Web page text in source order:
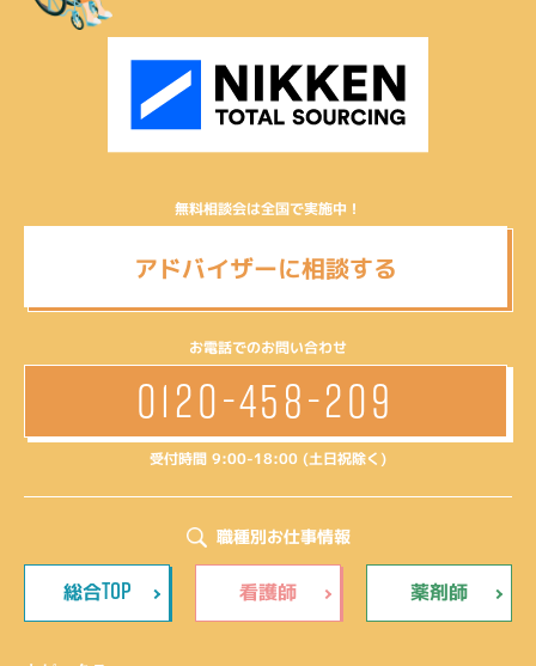
無料相談会は全国で実施中！
アドバイザーに相談する
お電話でのお問い合わせ
0120-458-209
受付時間 9:00-18:00 (土日祝除く)
職種別お仕事情報
総合TOP 看護師 薬剤師